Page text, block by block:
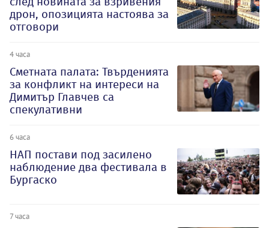
дрон, опозицията настоява за
отговори
4 часа
Сметната палата: Твърденията
за конфликт на интереси на
Димитър Главчев са
спекулативни
6 часа
НАП постави под засилено
наблюдение два фестивала в
Бургаско
7 часа